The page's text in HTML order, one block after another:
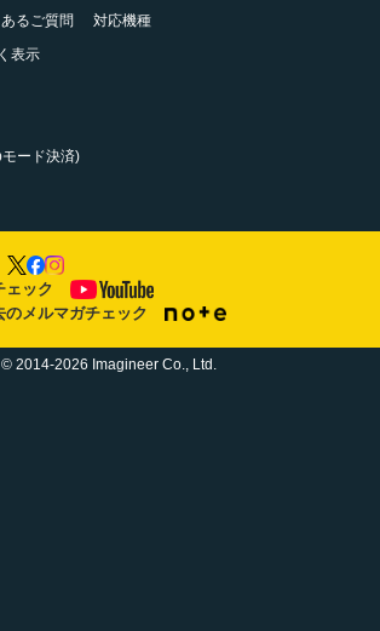
るご質問
対応機種
表示
ード決済)
ェック
のメルマガチェック
© 2014-2026 Imagineer Co., Ltd.